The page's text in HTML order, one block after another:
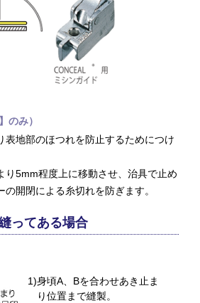
のみ）
表地部のほつれを防止するためにつけ
り5mm程度上に移動させ、治具で止め
開閉による糸切れを防ぎます。
ってある場合
身頃A、Bを合わせあき止ま
り位置まで縫製。